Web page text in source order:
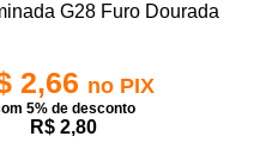
G28 Furo Dourada
2,66 no PIX
5% de desconto
R$ 2,80